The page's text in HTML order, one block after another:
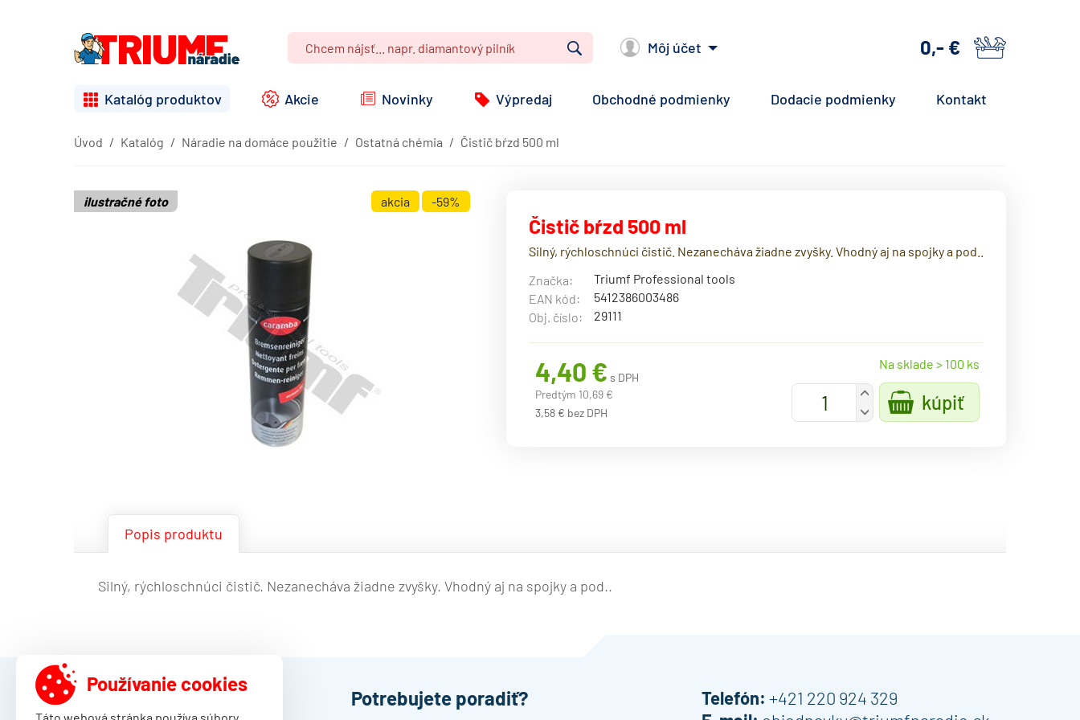
Vyhľadať Môj účet 0,- €
Katalóg produktov Akcie Novinky Výpredaj Obchodné podmienky Dodacie podmienky Kontakt
Úvod Katalóg Náradie na domáce použitie Ostatná chémia Čistič bŕzd 500 ml
akcia -59%
ilustračné foto
Čistič bŕzd 500 ml
Silný, rýchloschnúci čistič. Nezanecháva žiadne zvyšky. Vhodný aj na spojky a pod..
Značka:
Triumf Professional tools
EAN kód:
5412386003486
Obj. číslo:
29111
Na sklade > 100 ks
4,40 € s DPH
Predtým 10,69 €
3,58 € bez DPH
+
-
kúpiť
Popis produktu
Silný, rýchloschnúci čistič. Nezanecháva žiadne zvyšky. Vhodný aj na spojky a pod..
DAMO Slovakia s.r.o. Potrebujete poradiť? Telefón: +421 220 924 329
Používanie cookies